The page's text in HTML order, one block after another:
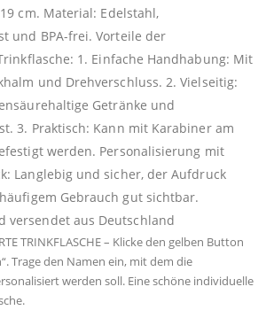
cm. Material: Edelstahl,
und BPA-frei. Vorteile der
1. Einfache Handhabung: Mit
und Drehverschluss. 2. Vielseitig:
Getränke und
3. Praktisch: Kann mit Karabiner am
werden. Personalisierung mit
Langlebig und sicher, der Aufdruck
Gebrauch gut sichtbar.
versendet aus Deutschland
TRINKFLASCHE – Klicke den gelben Button
Trage den Namen ein, mit dem die
werden soll. Eine schöne individuelle